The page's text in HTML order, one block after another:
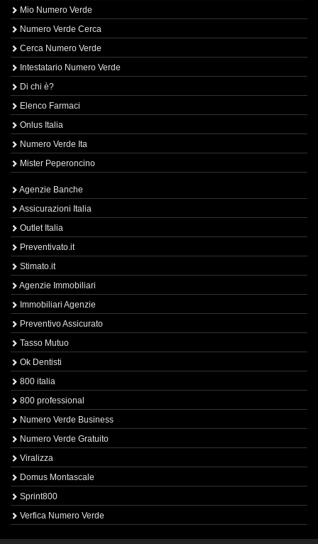
Mio Numero Verde
Numero Verde Cerca
Cerca Numero Verde
Intestatario Numero Verde
Di chi è?
Elenco Farmaci
Onlus Italia
Numero Verde Ita
Mister Peperoncino
Agenzie Banche
Assicurazioni Italia
Outlet Italia
Preventivato.it
Stimato.it
Agenzie Immobiliari
Immobiliari Agenzie
Preventivo Assicurato
Tasso Mutuo
Ok Dentisti
800 italia
800 professional
Numero Verde Business
Numero Verde Gratuito
Viralizza
Domus Montascale
Sprint800
Verfica Numero Verde